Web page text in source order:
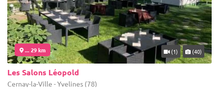
... 29 km (1) (40)
Les Salons Léopold
Cernay-la-Ville - Yvelines (78)